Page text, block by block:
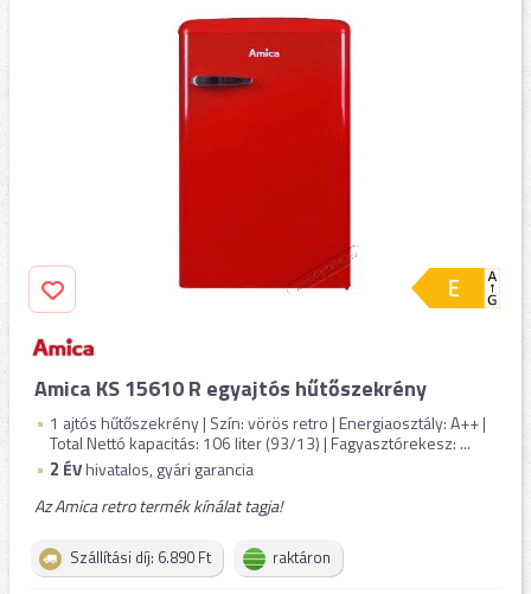
Amica KS 15610 R egyajtós hűtőszekrény
1 ajtós hűtőszekrény | Szín: vörös retro | Energiaosztály: A++ |
Total Nettó kapacitás: 106 liter (93/13) | Fagyasztórekesz: ...
2 ÉVhivatalos, gyári garancia
Az Amica retro termék kínálat tagja!
Szállítási díj: 6.890 Ft raktáron